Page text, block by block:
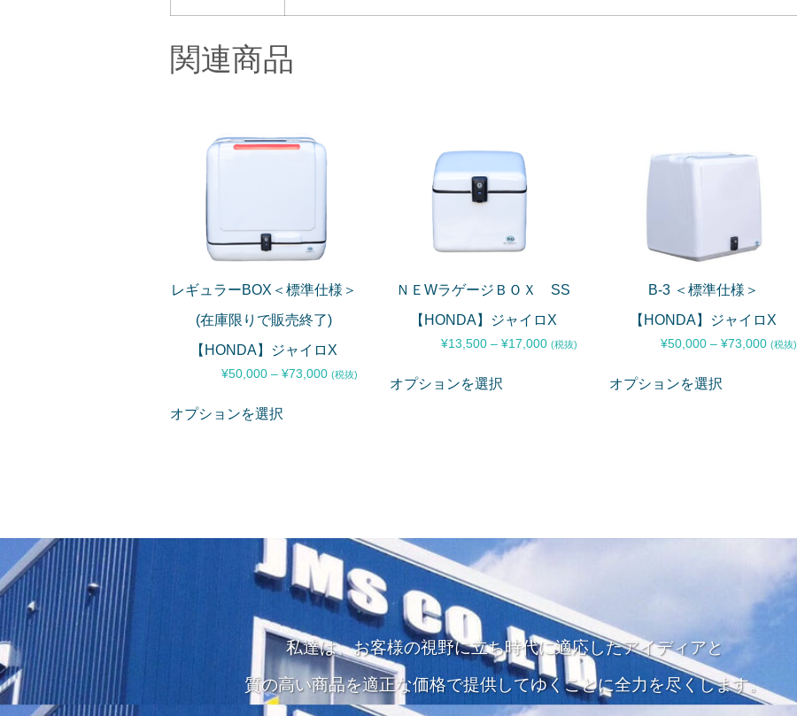
関連商品
レギュラーBOX＜標準仕様＞
(在庫限りで販売終了)
【HONDA】ジャイロX
¥50,000 – ¥73,000 (税抜)
オプションを選択
ＮＥWラゲージＢＯＸ SS
【HONDA】ジャイロX
¥13,500 – ¥17,000 (税抜)
オプションを選択
B-3 ＜標準仕様＞
【HONDA】ジャイロX
¥50,000 – ¥73,000 (税抜)
オプションを選択
私達は、お客様の視野に立ち時代に適応したアイディアと
質の高い商品を適正な価格で提供してゆくことに全力を尽くします。